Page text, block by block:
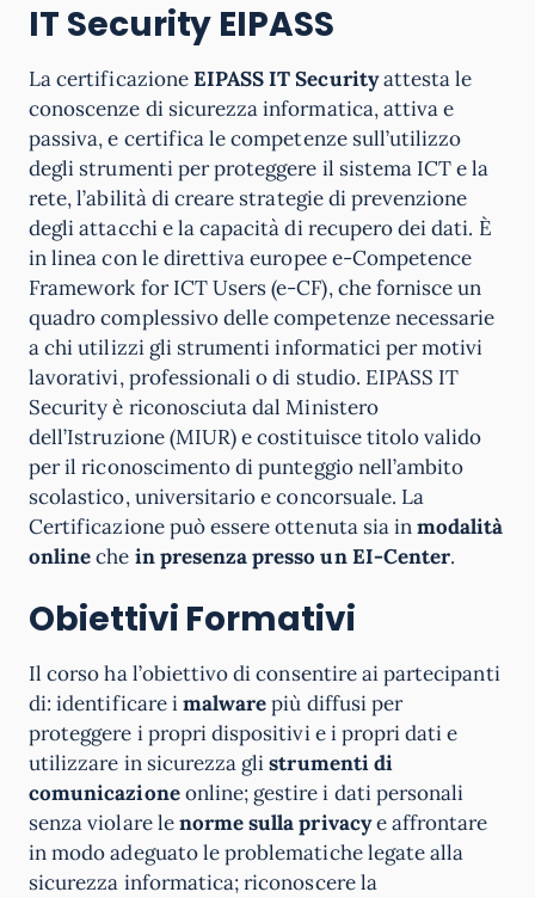
IT Security EIPASS
La certificazioneEIPASS IT Securityattesta le
conoscenze di sicurezza informatica, attiva e
passiva, e certifica le competenze sull’utilizzo
degli strumenti per proteggere il sistema ICT e la
rete, l’abilità di creare strategie di prevenzione
degli attacchi e la capacità di recupero dei dati. È
in linea con le direttiva europee e-Competence
Framework for ICT Users (e-CF), che fornisce un
quadro complessivo delle competenze necessarie
a chi utilizzi gli strumenti informatici per motivi
lavorativi, professionali o di studio. EIPASS IT
Security è riconosciuta dal Ministero
dell’Istruzione (MIUR) e costituisce titolo valido
per il riconoscimento di punteggio nell’ambito
scolastico, universitario e concorsuale. La
Certificazione può essere ottenuta sia inmodalità
onlineche in presenza presso un EI-Center.
Obiettivi Formativi
Il corso ha l’obiettivo di consentire ai partecipanti
di: identificare imalwarepiù diffusi per
proteggere i propri dispositivi e i propri dati e
utilizzare in sicurezza glistrumenti di
comunicazioneonline; gestire i dati personali
senza violare lenorme sulla privacye affrontare
in modo adeguato le problematiche legate alla
sicurezza informatica; riconoscere la